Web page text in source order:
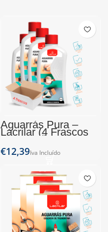
Aguarrás Pura –
Lacrilar (4 Frascos
de 250ml)
€